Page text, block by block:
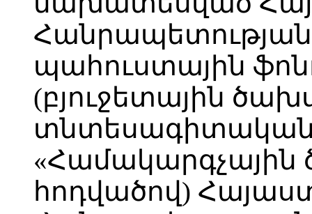
պահուստային
(բյուջետային
«Համակարգչային
հոդվածով)